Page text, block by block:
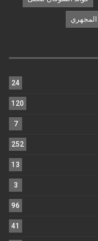
المجهري
24
120
7
252
13
3
96
41